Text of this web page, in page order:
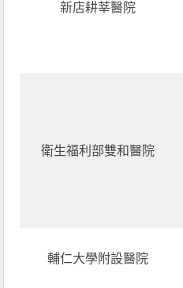
新店耕莘醫院
衛生福利部雙和醫院
輔仁大學附設醫院